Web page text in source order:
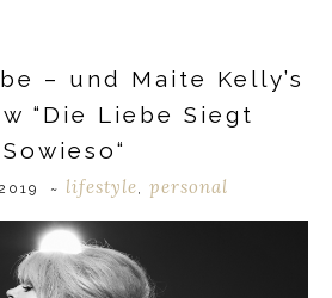
– und Maite Kelly’s
“Die Liebe Siegt
Sowieso“
~ lifestyle personal